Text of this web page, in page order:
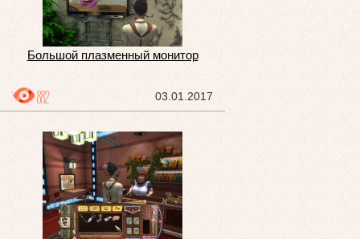
Большой плазменный монитор
03.01.2017
882